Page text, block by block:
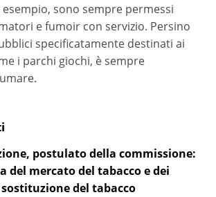
esempio, sono sempre permessi
e fumoir con servizio. Persino
specificatamente destinati ai
i parchi giochi, è sempre
postulato della commissione:
del mercato del tabacco e dei
del tabacco